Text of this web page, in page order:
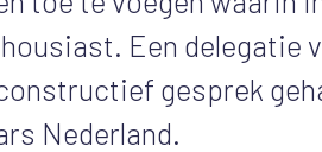
Een delegatie
gesprek
Nederland.